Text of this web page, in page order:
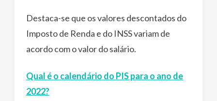
Destaca-se que os valores descontados do
Imposto de Renda e do INSS variam de
acordo com o valor do salário.
Qual é o calendário do PIS para o ano de
2022?